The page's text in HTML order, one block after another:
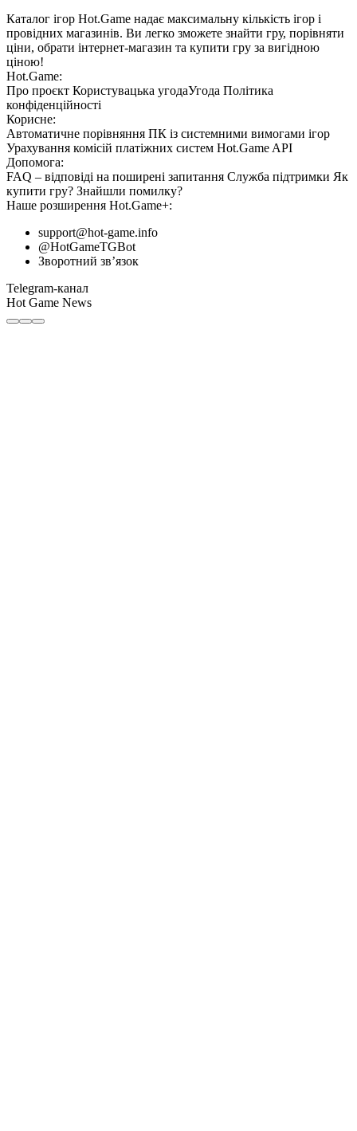
Каталог ігор Hot.Game надає максимальну кількість ігор і
провідних магазинів. Ви легко зможете знайти гру, порівняти
ціни, обрати інтернет-магазин та купити гру за вигідною
ціною!
Hot.Game:
Про проєкт Користувацька угодаУгода Політика
конфіденційності
Корисне:
Автоматичне порівняння ПК із системними вимогами ігор
Урахування комісій платіжних систем Hot.Game API
Допомога:
FAQ – відповіді на поширені запитання Служба підтримки Як
купити гру? Знайшли помилку?
Наше розширення Hot.Game+:
support@hot-game.info
@HotGameTGBot
Зворотний зв’язок
Telegram-канал
Hot Game News